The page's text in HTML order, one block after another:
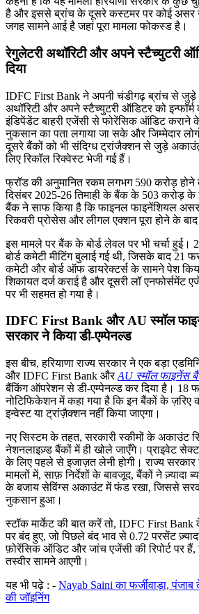
है और इससे ब्रांच के दूसरे कस्टमर पर कोई असर
जगह सामने आई है जहां पूरा मामला फोकस्ड है।
रेगुलेटरी अथॉरिटी और अपने स्टैच्युटरी
दिया
IDFC First Bank ने अपनी चंडीगढ़ ब्रांच से जुड़े
अथॉरिटी और अपने स्टैच्युटरी ऑडिटर को
इंडिपेंडेंट बाहरी एजेंसी से फोरेंसिक ऑडिट कराने
नुकसान का पता लगाया जा सके और जिम्मेदार
दूसरे बैंकों को भी संदिग्ध ट्रांजैक्शन से जुड़े
लिए रिकॉल रिक्वेस्ट भेजी गई हैं।
फ्रॉड की अनुमानित रकम लगभग 590 करोड़
दिसंबर 2025-26 तिमाही के बैंक के 503 करोड़ के
बैंक ने साफ किया है कि फाइनल फाइनेंशियल
रिकवरी प्रोसेस और लीगल एक्शन पूरा होने के बाद
इस मामले पर बैंक के बोर्ड लेवल पर भी चर्चा हुई।
बोर्ड कमेटी मीटिंग बुलाई गई थी, जिसके बाद 21
कमेटी और बोर्ड ऑफ डायरेक्टर्स के सामने पेश
शिकायत दर्ज कराई है और दूसरी लॉ एनफोर्समेंट
पर भी सहमत हो गया है।
IDFC First Bank और AU स्मॉल
सरकार ने किया डी-एम्पेनल्ड
इस बीच, हरियाणा राज्य सरकार ने एक बड़ा
और IDFC First Bank औरAU स्मॉल फाइनेंस
बैंकिंग ऑपरेशन से डी-एम्पेनल्ड कर दिया है। 18
नोटिफिकेशन में कहा गया है कि इन बैंकों के ज़रिए
इन्वेस्ट या ट्रांज़ैक्शन नहीं किया जाएगा।
नए सिस्टम के तहत, सरकारी स्कीमों के अकाउंट
नेशनलाइज़्ड बैंकों में ही खोले जाएँगे। प्राइवेट
के लिए पहले से इजाज़त लेनी होगी। राज्य
मामलों में, साफ़ निर्देशों के बावजूद, बैंकों ने ज़्यादा
के बजाय सेविंग्स अकाउंट में फंड रखा, जिससे
नुकसान हुआ।
स्टॉक मार्केट की बात करें तो, IDFC First
पर बंद हुए, जो पिछले बंद भाव से 0.72 परसेंट
फ़ोरेंसिक ऑडिट और जांच एजेंसी की रिपोर्ट पर
तस्वीर सामने आएगी।
यह भी पढ़े : - Nayab Saini का फर्जीवाड़ा,
की जॉइनिंग